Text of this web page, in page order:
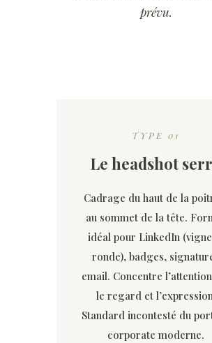
prévu.
TYPE 01
Le headshot
Cadrage du haut de la
au sommet de la tête.
idéal pour LinkedIn
ronde), badges,
email. Concentre
le regard et
Standard incontesté du
corporate moderne.